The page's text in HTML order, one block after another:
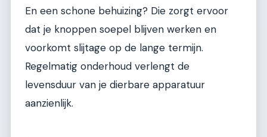
En een schone behuizing? Die zorgt ervoor
dat je knoppen soepel blijven werken en
voorkomt slijtage op de lange termijn.
Regelmatig onderhoud verlengt de
levensduur van je dierbare apparatuur
aanzienlijk.